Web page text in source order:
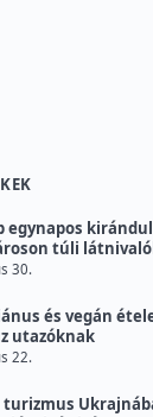
egynapos
túli
30.
és vegán
utazóknak
22.
turizmus